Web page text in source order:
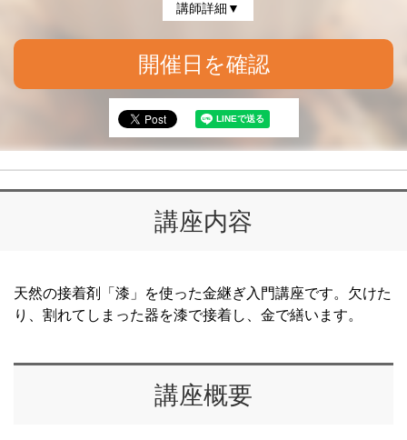
講師詳細▼
開催日を確認
講座内容
天然の接着剤「漆」を使った金継ぎ入門講座です。欠けた
り、割れてしまった器を漆で接着し、金で繕います。
講座概要